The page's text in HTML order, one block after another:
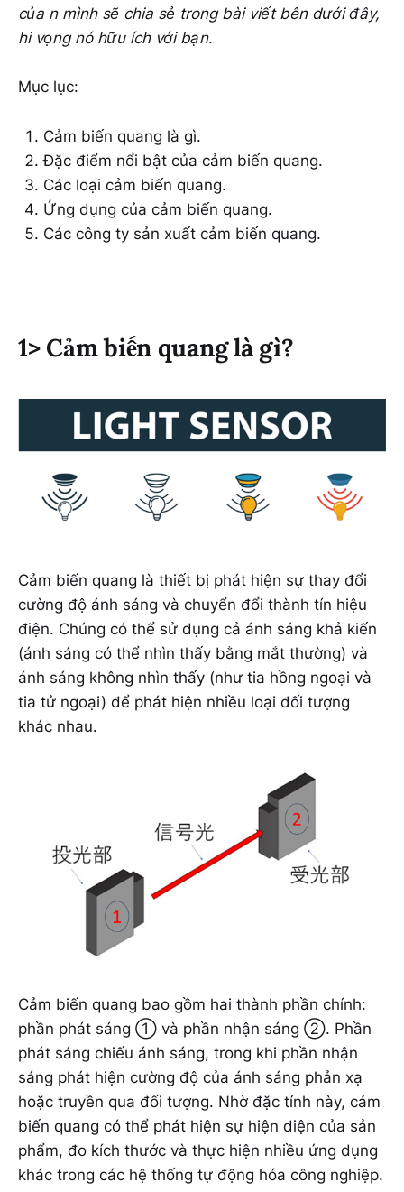
của n mình sẽ chia sẻ trong bài viết bên dưới đây,
hi vọng nó hữu ích với bạn.
Mục lục:
Cảm biến quang là gì.
Đặc điểm nổi bật của cảm biến quang.
Các loại cảm biến quang.
Ứng dụng của cảm biến quang.
Các công ty sản xuất cảm biến quang.
1> Cảm biến quang là gì?
Cảm biến quang là thiết bị phát hiện sự thay đổi
cường độ ánh sáng và chuyển đổi thành tín hiệu
điện. Chúng có thể sử dụng cả ánh sáng khả kiến
(ánh sáng có thể nhìn thấy bằng mắt thường) và
ánh sáng không nhìn thấy (như tia hồng ngoại và
tia tử ngoại) để phát hiện nhiều loại đối tượng
khác nhau.
Cảm biến quang bao gồm hai thành phần chính:
phần phát sáng ① và phần nhận sáng ②. Phần
phát sáng chiếu ánh sáng, trong khi phần nhận
sáng phát hiện cường độ của ánh sáng phản xạ
hoặc truyền qua đối tượng. Nhờ đặc tính này, cảm
biến quang có thể phát hiện sự hiện diện của sản
phẩm, đo kích thước và thực hiện nhiều ứng dụng
khác trong các hệ thống tự động hóa công nghiệp.